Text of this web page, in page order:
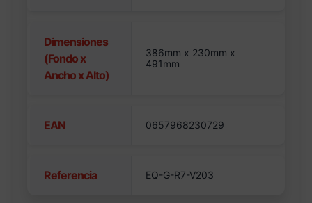
Dimensiones
(Fondo x
Ancho x Alto)
386mm x 230mm x
491mm
EAN 0657968230729
Referencia EQ-G-R7-V203